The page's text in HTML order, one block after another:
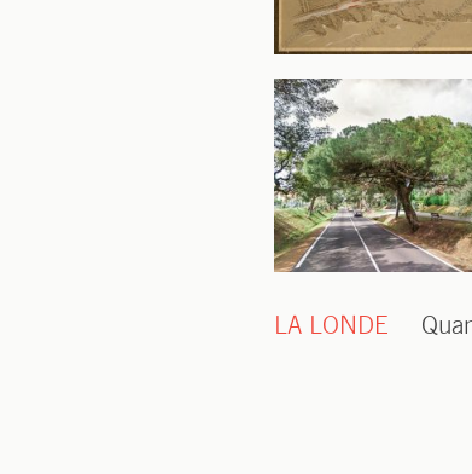
LA LONDE